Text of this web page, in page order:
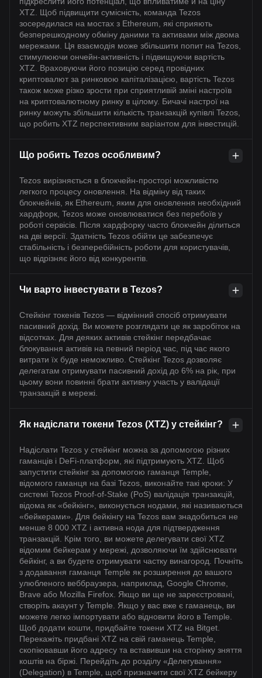
XTZ. Щоб підвищити сумісність, команда Tezos
зосередилася на мостах з Ethereum, які сприяють
безперешкодному обміну даними та активами між двома
мережами. Ця взаємодія може збільшити попит на Tezos,
стимулюючи ончейн-активність і підвищуючи вартість
XTZ. Враховуючи його позицію серед провідних
криптовалют за ринковою капіталізацією, вартість Tezos
також може різко зрости при сприятливій зміні настроїв
на криптовалютному ринку в цілому. Бичачі настрої на
ринку можуть збільшити кількість транзакцій купівлі Tezos,
що робить XTZ перспективним варіантом для інвестицій.
Що робить Tezos особливим?
Tezos вирізняється в блокчейн-просторі можливістю
легкого процесу оновлення. На відміну від таких
блокчейнів, як Ethereum, яким для оновлення необхідний
хардфорк, Tezos може оновлюватися без перебоїв у
роботі сервісів. Після хардфорку часто блокчейн ділиться
на дві версії. Здатність Tezos обійти це забезпечує
стабільність і безперебійність роботи для користувачів,
що відрізняє його від конкурентів.
Чи варто інвестувати в Tezos?
Стейкінг токенів Tezos — відмінний спосіб отримувати
пасивний дохід. Ви можете розглядати це як заробіток на
відсотках. Для деяких активів стейкінг передбачає
блокування активів на певний період час, під час якого
витрати їх буде неможливо. Стейкінг Tezos дозволяє
делегатам отримувати пасивний дохід до 6% на рік, при
цьому вони повинні брати активну участь у валідації
транзакцій в мережі.
Як надіслати токени Tezos (XTZ) у стейкінг?
Надіслати Tezos у стейкінг можна за допомогою різних
гаманців і DeFi-платформ, які підтримують XTZ. Щоб
запустити стейкінг за допомогою гаманця Temple,
відомого гаманця на базі Tezos, виконайте такі кроки: У
системі Tezos Proof-of-Stake (PoS) валідація транзакцій,
відома як «бейкінг», виконується нодами, які називаються
«бейкерами». Для бейкінгу на Tezos вам знадобиться не
менше 8 000 XTZ і активна нода для підтвердження
транзакцій. Крім того, ви можете делегувати свої XTZ
відомим бейкерам у мережі, дозволяючи їм здійснювати
бейкінг, а ви будете отримувати частку винагород. Почніть
з додавання гаманця Temple як розширення до вашого
улюбленого веббраузера, наприклад, Google Chrome,
Brave або Mozilla Firefox. Якщо ви ще не зареєстровані,
створіть акаунт у Temple. Якщо у вас вже є гаманець, ви
можете легко імпортувати або відновити його в Temple.
Щоб додати кошти, придбайте токени XTZ на Bitget.
Перекажіть придбані XTZ на свій гаманець Temple,
скопіювавши його адресу та вставивши на сторінку зняття
коштів на біржі. Перейдіть до розділу «Делегування»
(Delegation) в Temple, щоб призначити свої XTZ бейкеру